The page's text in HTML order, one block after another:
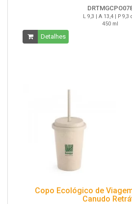
L 9,3 | A 13,4 | P 9,3
450 ml
Detalhes
Copo Ecológico de
Canudo